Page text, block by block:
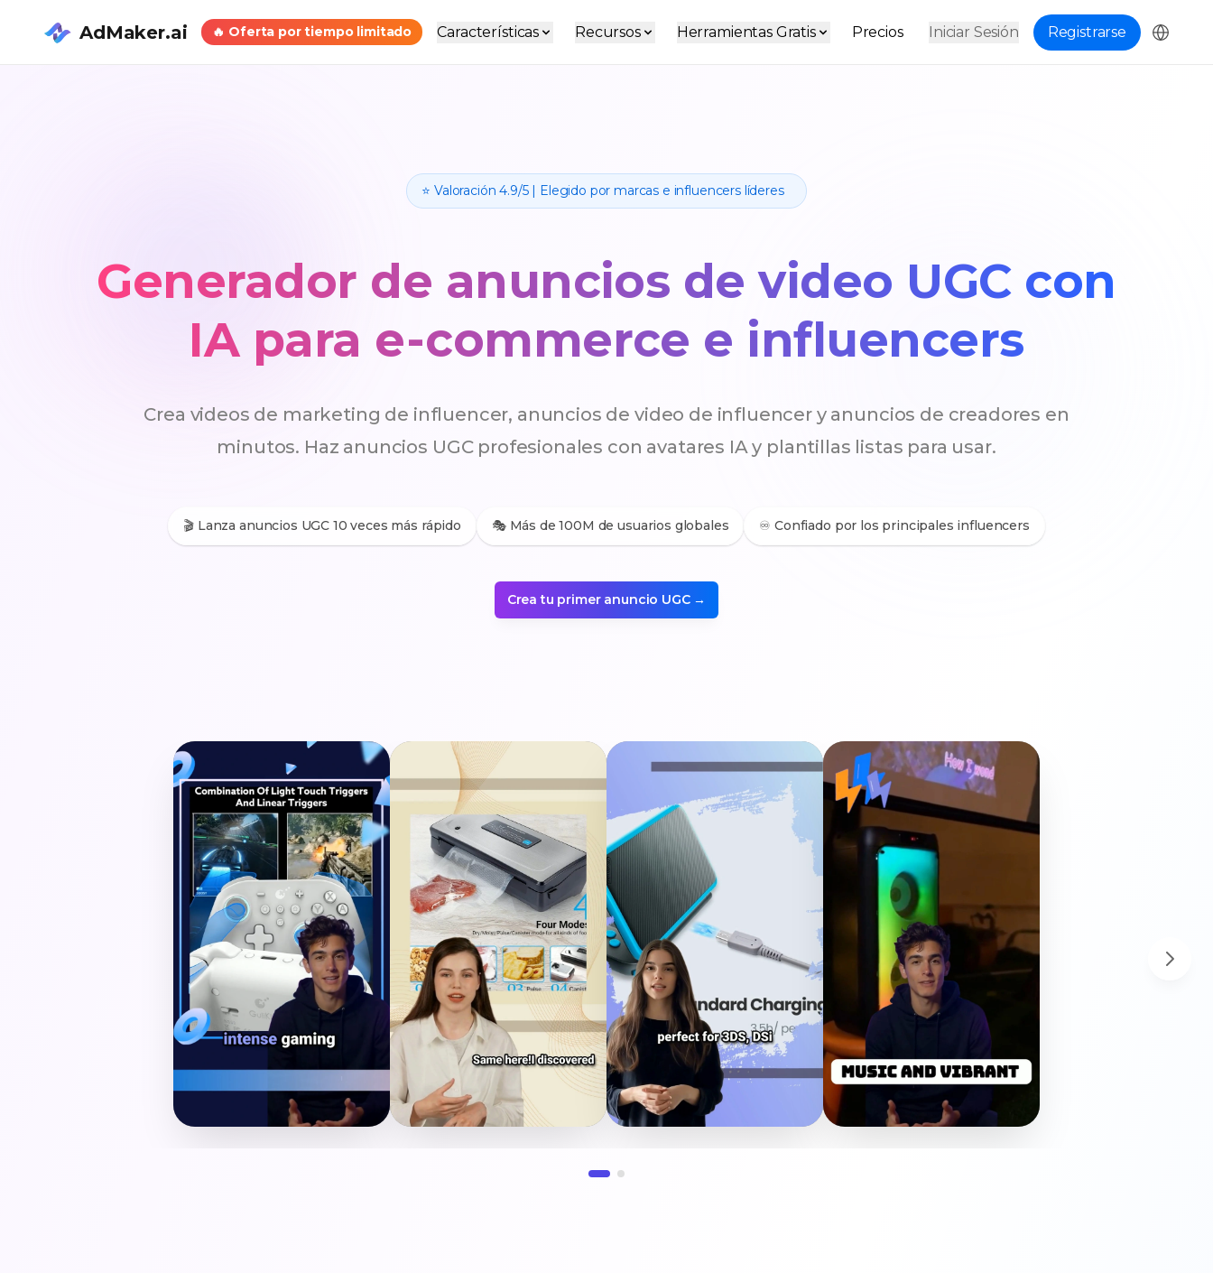
AdMaker.ai 🔥 Oferta por tiempo limitado Características Recursos Herramientas Gratis Precios Iniciar Sesión Registrarse
⭐ Valoración 4.9/5 | Elegido por marcas e influencers líderes
Generador de anuncios de video UGC con
IA para e-commerce e influencers
Crea videos de marketing de influencer, anuncios de video de influencer y anuncios de creadores en
minutos. Haz anuncios UGC profesionales con avatares IA y plantillas listas para usar.
🎬 Lanza anuncios UGC 10 veces más rápido 🎭 Más de 100M de usuarios globales ♾️ Confiado por los principales influencers
Crea tu primer anuncio UGC →